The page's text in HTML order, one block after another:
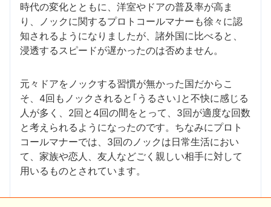
時代の変化とともに、洋室やドアの普及率が高ま
り、ノックに関するプロトコールマナーも徐々に認
知されるようになりましたが、諸外国に比べると、
浸透するスピードが遅かったのは否めません。
元々ドアをノックする習慣が無かった国だからこ
そ、4回もノックされると｢うるさい｣と不快に感じる
人が多く、2回と4回の間をとって、3回が適度な回数
と考えられるようになったのです。ちなみにプロト
コールマナーでは、3回のノックは日常生活におい
て、家族や恋人、友人などごく親しい相手に対して
用いるものとされています。